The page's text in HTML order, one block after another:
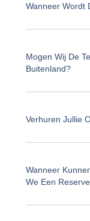
Wanneer Wordt
Mogen Wij De
Buitenland?
Verhuren Jullie
Wanneer
We Een